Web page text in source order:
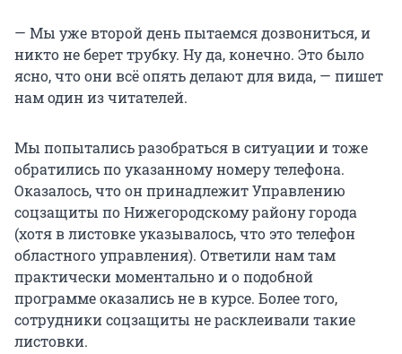
— Мы уже второй день пытаемся дозвониться, и
никто не берет трубку. Ну да, конечно. Это было
ясно, что они всё опять делают для вида, — пишет
нам один из читателей.
Мы попытались разобраться в ситуации и тоже
обратились по указанному номеру телефона.
Оказалось, что он принадлежит Управлению
соцзащиты по Нижегородскому району города
(хотя в листовке указывалось, что это телефон
областного управления). Ответили нам там
практически моментально и о подобной
программе оказались не в курсе. Более того,
сотрудники соцзащиты не расклеивали такие
листовки.